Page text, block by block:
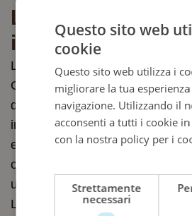
La cassa Oyster,
impermeabilità
La cassa Oyster del
GMT Master II, entrambi di 40
dello Sky Dweller, di 42 mm di
impermeabile fino a 100 metri
esempio di robustezza,
carrure delle declinazioni
un blocco massiccio di oro
La corona di carica Triplock,
Questo sito web
cookie
Questo sito web utilizza i
migliorare la tua
navigazione. Utilizzando il
acconsenti a tutti i cookie
con la nostra policy per i
Strettamente
necessari